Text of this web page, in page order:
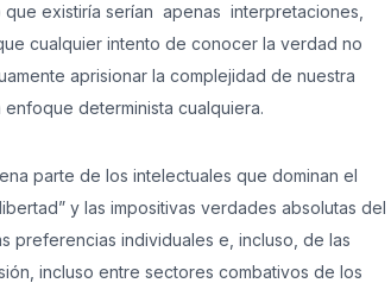
existiría serían apenas interpretaciones,
cualquier intento de conocer la verdad no
aprisionar la complejidad de nuestra
determinista cualquiera.
parte de los intelectuales que dominan el
y las impositivas verdades absolutas del
preferencias individuales e, incluso, de las
incluso entre sectores combativos de los